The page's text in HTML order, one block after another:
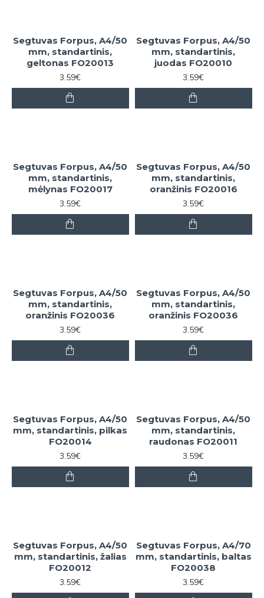
Segtuvas Forpus, A4/50
mm, standartinis,
geltonas FO20013
3.59€
Segtuvas Forpus, A4/50
mm, standartinis,
juodas FO20010
3.59€
Segtuvas Forpus, A4/50
mm, standartinis,
mėlynas FO20017
3.59€
Segtuvas Forpus, A4/50
mm, standartinis,
oranžinis FO20016
3.59€
Segtuvas Forpus, A4/50
mm, standartinis,
oranžinis FO20036
3.59€
Segtuvas Forpus, A4/50
mm, standartinis,
oranžinis FO20036
3.59€
Segtuvas Forpus, A4/50
mm, standartinis, pilkas
FO20014
3.59€
Segtuvas Forpus, A4/50
mm, standartinis,
raudonas FO20011
3.59€
Segtuvas Forpus, A4/50
mm, standartinis, žalias
FO20012
3.59€
Segtuvas Forpus, A4/70
mm, standartinis, baltas
FO20038
3.59€